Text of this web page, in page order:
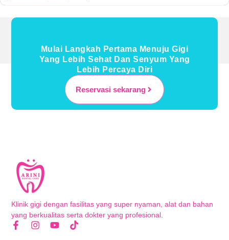
Mulai Langkah Pertama Menuju Gigi
Yang Lebih Sehat Dan Senyum Yang
Lebih Percaya Diri
Reservasi sekarang
Klinik gigi dengan fasilitas yang super nyaman, alat dan bahan
yang berkualitas serta dokter yang profesional.